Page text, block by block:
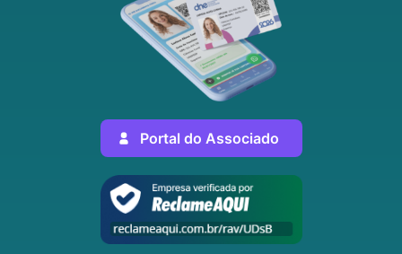
Portal do Associado